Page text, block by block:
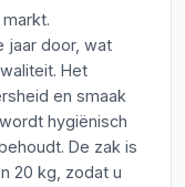
jaar door, wat
Het
en smaak
hygiënisch
De zak is
20 kg, zodat u